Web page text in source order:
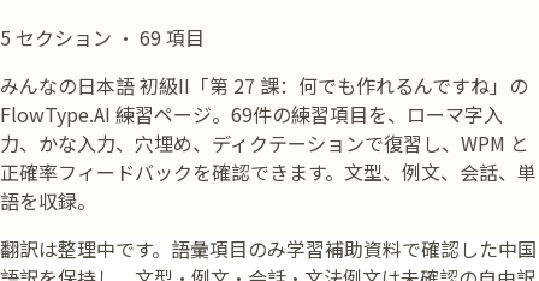
5 セクション · 69 項目
みんなの日本語 初級II「第 27 課：何でも作れるんですね」の
FlowType.AI 練習ページ。69件の練習項目を、ローマ字入
力、かな入力、穴埋め、ディクテーションで復習し、WPM と
正確率フィードバックを確認できます。文型、例文、会話、単
語を収録。
翻訳は整理中です。語彙項目のみ学習補助資料で確認した中国